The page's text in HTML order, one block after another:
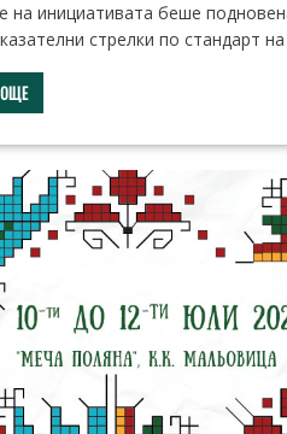
на инициативата беше
стрелки по стандарт